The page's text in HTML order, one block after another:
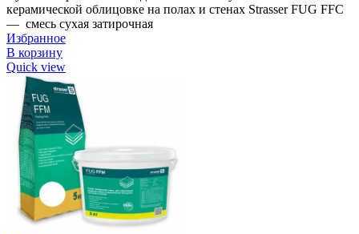
керамической облицовке на полах и стенах Strasser FUG FFC
— смесь сухая затирочная
Избранное
В корзину
Quick view